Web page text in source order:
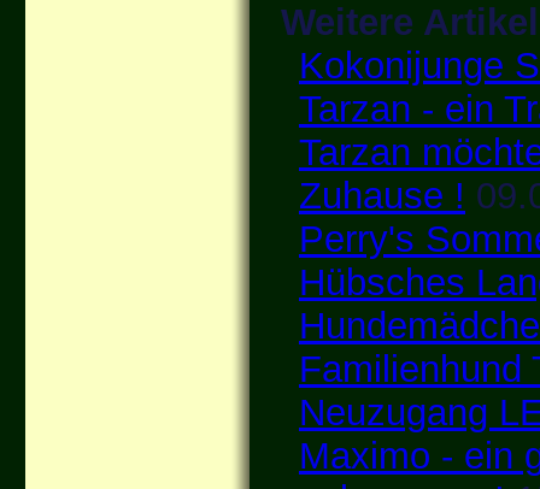
Weitere
Kokonijunge
Tarzan - ein
Tarzan
Zuhause !
Perry's
Hübsches
Familienhund
Neuzugang
Maximo - ein